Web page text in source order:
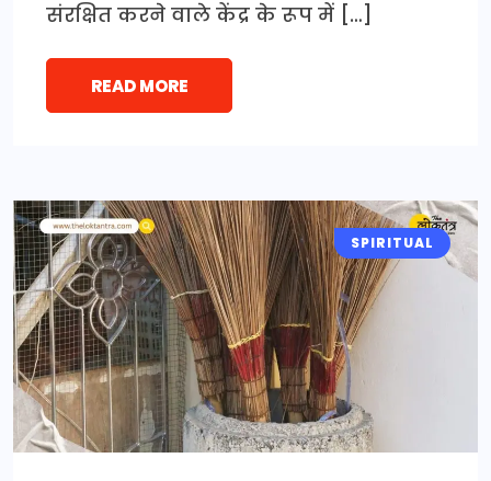
संरक्षित करने वाले केंद्र के रूप में […]
READ MORE
SPIRITUAL